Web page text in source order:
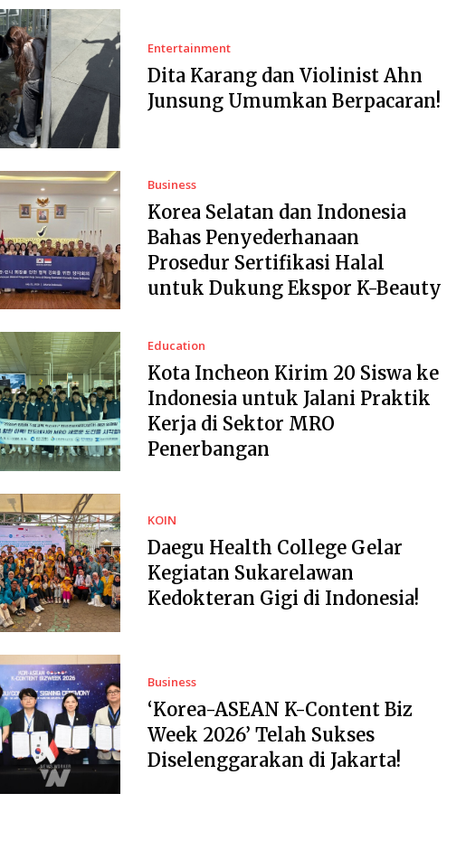
Entertainment
Dita Karang dan Violinist Ahn
Junsung Umumkan Berpacaran!
Business
Korea Selatan dan Indonesia
Bahas Penyederhanaan
Prosedur Sertifikasi Halal
untuk Dukung Ekspor K-Beauty
Education
Kota Incheon Kirim 20 Siswa ke
Indonesia untuk Jalani Praktik
Kerja di Sektor MRO
Penerbangan
KOIN
Daegu Health College Gelar
Kegiatan Sukarelawan
Kedokteran Gigi di Indonesia!
Business
‘Korea-ASEAN K-Content Biz
Week 2026’ Telah Sukses
Diselenggarakan di Jakarta!